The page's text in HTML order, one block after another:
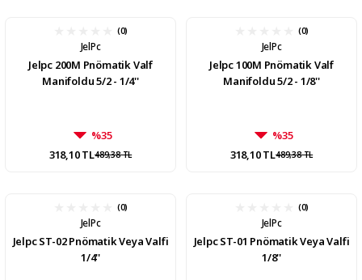
(0)
JelPc
Jelpc 200M Pnömatik Valf
Manifoldu 5/2 - 1/4''
%35
318,10 TL489,38 TL
(0)
JelPc
Jelpc 100M Pnömatik Valf
Manifoldu 5/2 - 1/8''
%35
318,10 TL489,38 TL
(0)
JelPc
Jelpc ST-02 Pnömatik Veya Valfi
1/4''
(0)
JelPc
Jelpc ST-01 Pnömatik Veya Valfi
1/8''